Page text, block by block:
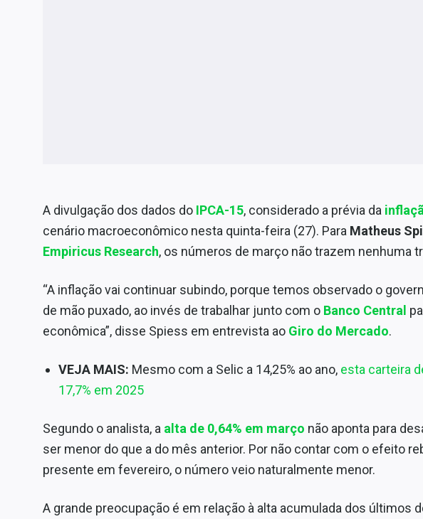
A divulgação dos dados do IPCA-15, considerado a prévia da
cenário macroeconômico nesta quinta-feira (27). Para Matheus
Empiricus Research, os números de março não trazem nenhuma
“A inflação vai continuar subindo, porque temos observado o
de mão puxado, ao invés de trabalhar junto com o Banco Central
econômica”, disse Spiess em entrevista ao Giro do Mercado.
VEJA MAIS: Mesmo com a Selic a 14,25% ao ano, esta carteira
17,7% em 2025
Segundo o analista, a alta de 0,64% em março não aponta para
ser menor do que a do mês anterior. Por não contar com o efeito
presente em fevereiro, o número veio naturalmente menor.
A grande preocupação é em relação à alta acumulada dos últimos